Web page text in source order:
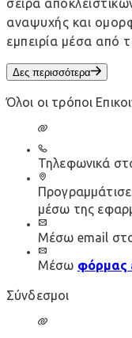
σειρά
αναψυχής και
εμπειρία μέσα από
Δες περισσότερα
Όλοι οι τρόποι
Τηλεφωνικά
μέσω της
Μέσω email
Μέσω φόρμας
Σύνδεσμοι